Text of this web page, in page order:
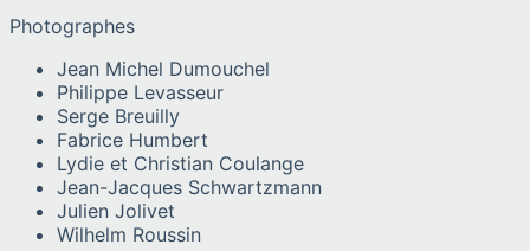
Photographes
Jean Michel Dumouchel
Philippe Levasseur
Serge Breuilly
Fabrice Humbert
Lydie et Christian Coulange
Jean-Jacques Schwartzmann
Julien Jolivet
Wilhelm Roussin